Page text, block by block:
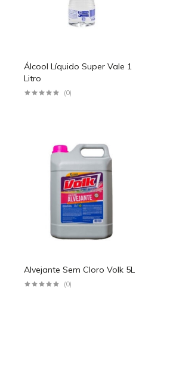
Álcool Líquido Super Vale 1
Litro
(0)
Alvejante Sem Cloro Volk 5L
(0)